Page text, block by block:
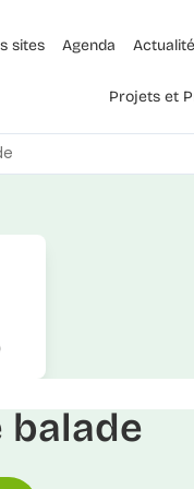
sites Agenda
Projets et
balade